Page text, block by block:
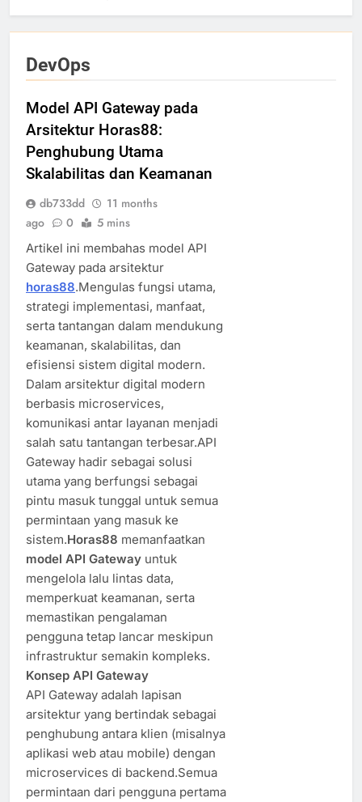
DevOps
Model API Gateway pada
Arsitektur Horas88:
Penghubung Utama
Skalabilitas dan Keamanan
db733dd
11 months
ago
0 5 mins
Artikel ini membahas model API
Gateway pada arsitektur
horas88.Mengulas fungsi utama,
strategi implementasi, manfaat,
serta tantangan dalam mendukung
keamanan, skalabilitas, dan
efisiensi sistem digital modern.
Dalam arsitektur digital modern
berbasis microservices,
komunikasi antar layanan menjadi
salah satu tantangan terbesar.API
Gateway hadir sebagai solusi
utama yang berfungsi sebagai
pintu masuk tunggal untuk semua
permintaan yang masuk ke
sistem.Horas88 memanfaatkan
model API Gateway untuk
mengelola lalu lintas data,
memperkuat keamanan, serta
memastikan pengalaman
pengguna tetap lancar meskipun
infrastruktur semakin kompleks.
Konsep API Gateway
API Gateway adalah lapisan
arsitektur yang bertindak sebagai
penghubung antara klien (misalnya
aplikasi web atau mobile) dengan
microservices di backend.Semua
permintaan dari pengguna pertama